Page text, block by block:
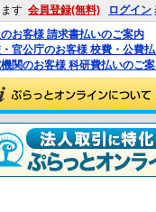
す 会員登録(無料) ログイン
お客様 請求書払いのご案内
官公庁のお客様 校費・公費
関のお客様 科研費払いのご